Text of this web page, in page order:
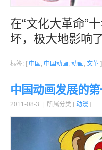
在“文化大革命”
坏，极大地影响
标签: [ 中国 , 中国动画, 动画, 文革 ]
中国动画发展的
2011-08-3 | 所属分类 [ 动漫 ]